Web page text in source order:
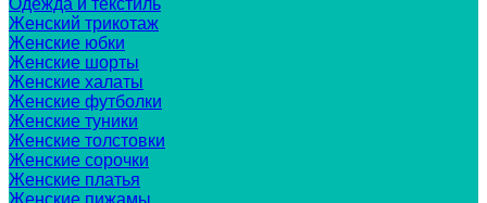
Одежда и текстиль
Женский трикотаж
Женские юбки
Женские шорты
Женские халаты
Женские футболки
Женские туники
Женские толстовки
Женские сорочки
Женские платья
Женские пижамы